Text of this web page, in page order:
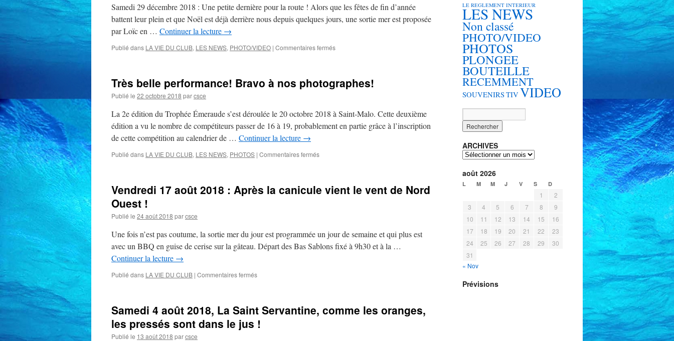
Samedi 29 décembre 2018 : Une petite dernière pour la route ! Alors que les fêtes de fin d’année
battent leur plein et que Noël est déjà derrière nous depuis quelques jours, une sortie mer est proposée
par Loïc en … Continuer la lecture →
Publié dans LA VIE DU CLUB, LES NEWS, PHOTO/VIDEO | Commentaires ferméssur
sur
Très belle performance! Bravo à nos photographes!
Publié le 22 octobre 2018 parcsce
La 2e édition du Trophée Émeraude s’est déroulée le 20 octobre 2018 à Saint-Malo. Cette deuxième
édition a vu le nombre de compétiteurs passer de 16 à 19, probablement en partie grâce à l’inscription
de cette compétition au calendrier de … Continuer la lecture →
Publié dans LA VIE DU CLUB, LES NEWS, PHOTOS | Commentaires ferméssur
Bravo
Vendredi 17 août 2018 : Après la canicule vient le vent de Nord
Ouest !
Publié le 24 août 2018 parcsce
Une fois n’est pas coutume, la sortie mer du jour est programmée un jour de semaine et qui plus est
avec un BBQ en guise de cerise sur la gâteau. Départ des Bas Sablons fixé à 9h30 et à la …
Continuer la lecture →
Publié dans LA VIE DU CLUB | Commentaires ferméssur
2018
Après
Samedi 4 août 2018, La Saint Servantine, comme les oranges,
les pressés sont dans le jus !
Publié le 13 août 2018 parcsce
LE REGLEMENT INTERIEUR
LES NEWS
Non classé
PHOTO/VIDEO
PHOTOS
PLONGEE
BOUTEILLE
RECEMMENT
SOUVENIRSTIV VIDEO
ARCHIVES
ARCHIVES
août 2026
L M M J V S D
1
2
3
4 5 6 7 8
9
10
11 12 13 14 15
16
17
18 19 20 21 22
23
24
25 26 27 28 29
30
31
« Nov
Prévisions